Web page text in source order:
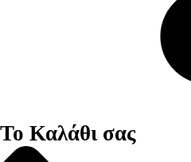
Το Καλάθι σας